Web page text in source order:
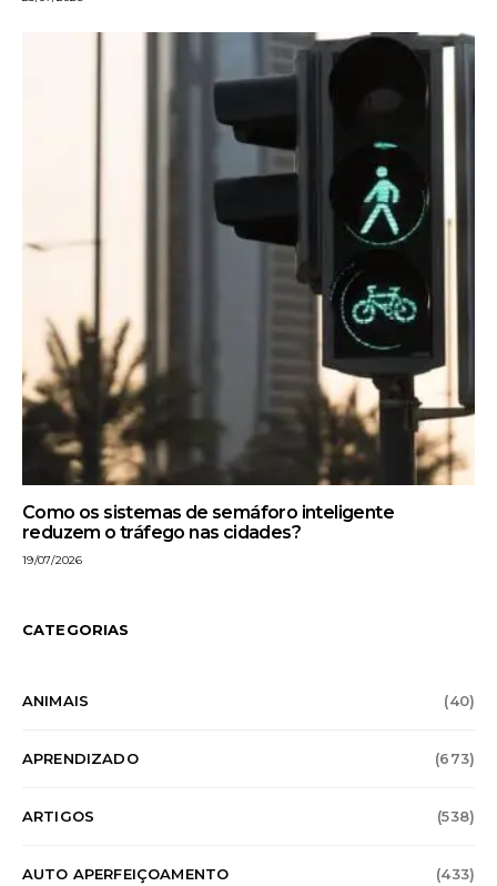
Como os sistemas de semáforo inteligente
reduzem o tráfego nas cidades?
19/07/2026
CATEGORIAS
ANIMAIS (40)
APRENDIZADO (673)
ARTIGOS (538)
AUTO APERFEIÇOAMENTO (433)